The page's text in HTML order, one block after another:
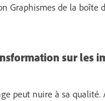
Graphismes de la boîte
sur les
peut nuire à sa